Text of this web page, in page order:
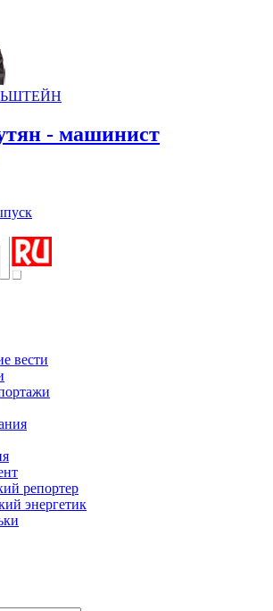
- машинист
вести
репортер
энергетик